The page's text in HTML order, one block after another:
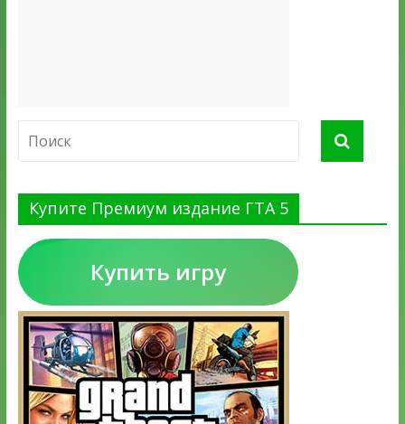
Купите Премиум издание ГТА 5
Купить игру